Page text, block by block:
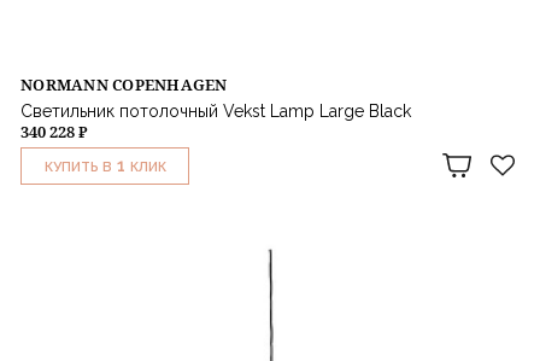
NORMANN COPENHAGEN
Светильник потолочный Vekst Lamp Large Black
340 228 ₽
КУПИТЬ В 1 КЛИК